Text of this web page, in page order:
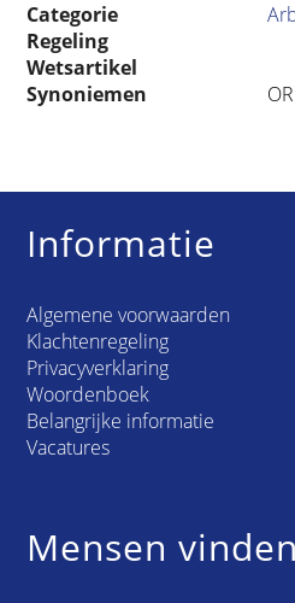
Categorie
Regeling
Wetsartikel
Synoniemen
OR
Informatie
Algemene voorwaarden
Klachtenregeling
Privacyverklaring
Woordenboek
Belangrijke informatie
Vacatures
Mensen